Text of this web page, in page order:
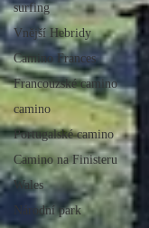
surfing
Vnější Hebridy
Camino Frances
Francouzské camino
camino
Portugalské camino
Camino na Finisteru
Wales
Národní park